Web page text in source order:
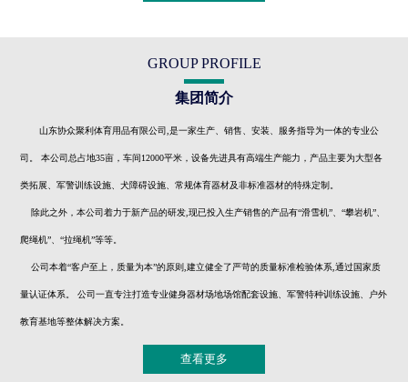
GROUP PROFILE
集团简介
山东协众聚利体育用品有限公司,是一家生产、销售、安装、服务指导为一体的专业公
司。 本公司总占地35亩，车间12000平米，设备先进具有高端生产能力，产品主要为大型各
类拓展、军警训练设施、犬障碍设施、常规体育器材及非标准器材的特殊定制。
除此之外，本公司着力于新产品的研发,现已投入生产销售的产品有“滑雪机”、“攀岩机”、
爬绳机”、“拉绳机”等等。
公司本着“客户至上，质量为本”的原则,建立健全了严苛的质量标准检验体系,通过国家质
量认证体系。 公司一直专注打造专业健身器材场地场馆配套设施、军警特种训练设施、户外
教育基地等整体解决方案。
查看更多